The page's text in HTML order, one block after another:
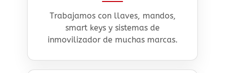
Trabajamos con llaves, mandos,
smart keys y sistemas de
inmovilizador de muchas marcas.